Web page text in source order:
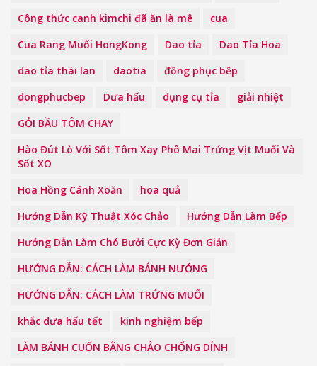
Công thức canh kimchi đã ăn là mê
cua
Cua Rang Muối HongKong
Dao tỉa
Dao Tỉa Hoa
dao tỉa thái lan
daotia
đồng phục bếp
dongphucbep
Dưa hấu dụng cụ tỉa
giải nhiệt
GỎI BẦU TÔM CHAY
Hào Đút Lò Với Sốt Tôm Xay Phô Mai Trứng Vịt Muối Và
Sốt XO
Hoa Hồng Cánh Xoăn
hoa quả
Hướng Dẫn Kỹ Thuật Xóc Chảo
Hướng Dẫn Làm Bếp
Hướng Dẫn Làm Chó Bưởi Cực Kỳ Đơn Giản
HƯỚNG DẪN: CÁCH LÀM BÁNH NƯỚNG
HƯỚNG DẪN: CÁCH LÀM TRỨNG MUỐI
khắc dưa hấu tết
kinh nghiệm bếp
LÀM BÁNH CUỐN BẰNG CHẢO CHỐNG DÍNH